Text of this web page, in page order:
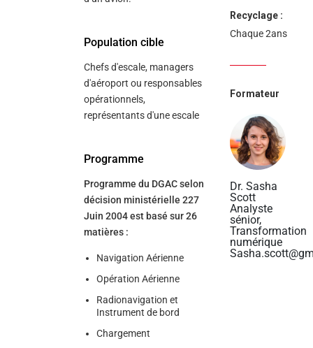
Population cible
Chefs d'escale, managers
d'aéroport ou responsables
opérationnels,
représentants d'une escale
Programme
Programme du DGAC selon
décision ministérielle 227
Juin 2004 est basé sur 26
matières :
Navigation Aérienne
Opération Aérienne
Radionavigation et
Instrument de bord
Chargement
Recyclage :
Chaque 2ans
Formateur
Dr. Sasha
Scott
Analyste
sénior,
Transformation
numérique